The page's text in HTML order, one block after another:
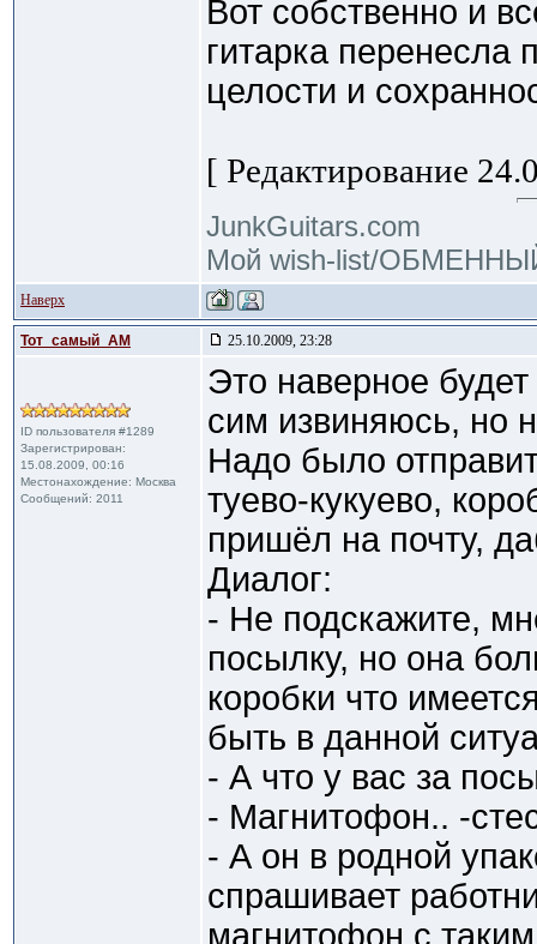
Вот собственно и
гитарка перенесла
целости и
[ Редактирование
JunkGuitars.com
Мой wish-list/
Наверх
Тот_самый_АМ 25.10.2009, 23:28
ID пользователя #1289
Зарегистрирован:
15.08.2009, 00:16
Местонахождение: Москва
Сообщений: 2011
Это наверное
сим извиняюсь, но
Надо было
туево-кукуево,
пришёл на почту,
Диалог:
- Не подскажите,
посылку, но она
коробки что
быть в данной
- А что у вас за
- Магнитофон.. -
- А он в родной
спрашивает
магнитофон с